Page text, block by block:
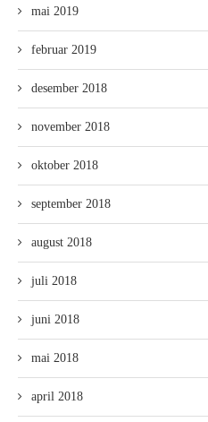
mai 2019
februar 2019
desember 2018
november 2018
oktober 2018
september 2018
august 2018
juli 2018
juni 2018
mai 2018
april 2018